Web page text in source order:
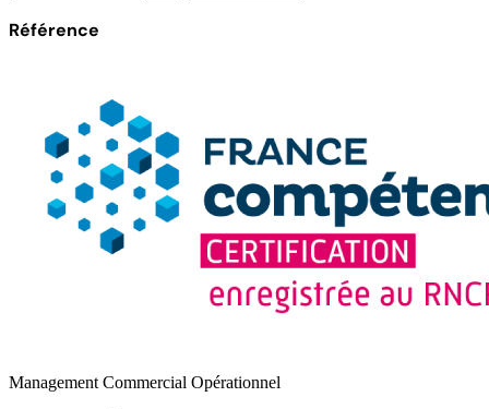
Référence
Management Commercial Opérationnel